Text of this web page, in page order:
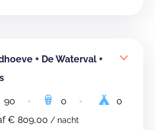
+ De Waterval +
90 0
0
€ 809,00 / nacht